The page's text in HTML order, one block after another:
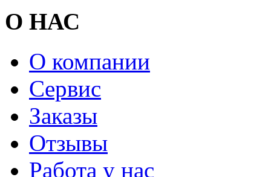
О НАС
О компании
Сервис
Заказы
Отзывы
Работа у нас